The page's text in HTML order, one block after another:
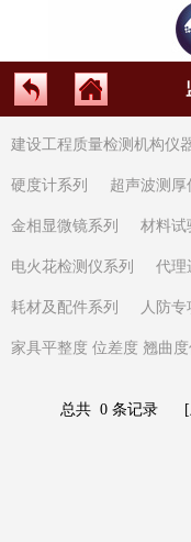
建设工程质量检测机构仪
硬度计系列 超声波测厚
金相显微镜系列 材料试
电火花检测仪系列 代理
耗材及配件系列 人防专
家具平整度 位差度 翘曲度
总共 0 条记录 [